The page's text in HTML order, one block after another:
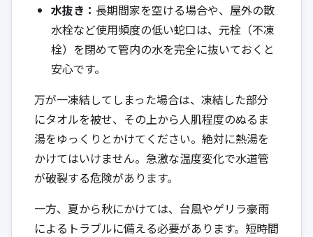
水抜き： 長期間家を空ける場合や、屋外の散
水栓など使用頻度の低い蛇口は、元栓（不凍
栓）を閉めて管内の水を完全に抜いておくと
安心です。
万が一凍結してしまった場合は、凍結した部分
にタオルを被せ、その上から人肌程度のぬるま
湯をゆっくりとかけてください。絶対に熱湯を
かけてはいけません。急激な温度変化で水道管
が破裂する危険があります。
一方、夏から秋にかけては、台風やゲリラ豪雨
によるトラブルに備える必要があります。短時間